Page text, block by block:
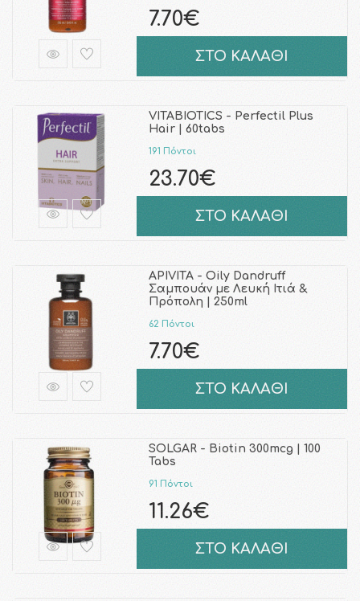
7.70€
ΣΤΟ ΚΑΛΑΘΙ
VITABIOTICS - Perfectil Plus
Hair | 60tabs
191 Πόντοι
23.70€
ΣΤΟ ΚΑΛΑΘΙ
APIVITA - Oily Dandruff
Σαμπουάν με Λευκή Ιτιά &
Πρόπολη | 250ml
62 Πόντοι
7.70€
ΣΤΟ ΚΑΛΑΘΙ
SOLGAR - Biotin 300mcg | 100
Tabs
91 Πόντοι
11.26€
ΣΤΟ ΚΑΛΑΘΙ